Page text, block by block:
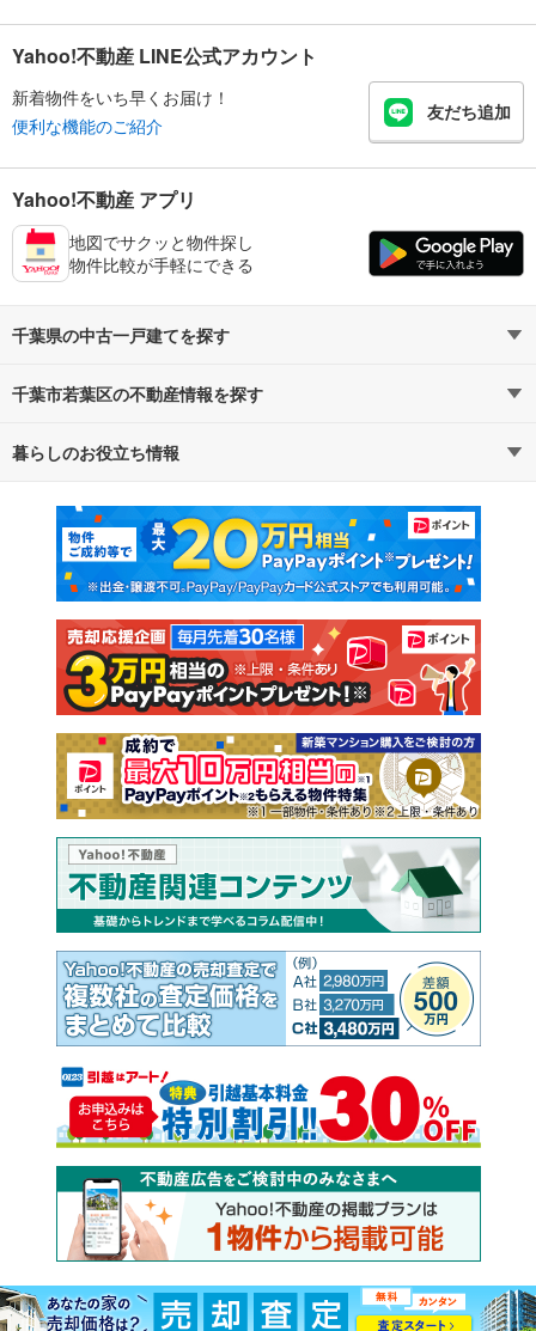
Yahoo!不動産 LINE公式アカウント
新着物件をいち早くお届け！
便利な機能のご紹介
友だち追加
Yahoo!不動産 アプリ
地図でサクッと物件探し
物件比較が手軽にできる
千葉県の中古一戸建てを探す
路線・駅から探す
通勤・通学時間から探す
千葉市若葉区の不動産情報を探す
不動産・住宅
新築マンション 中古マンション
新築一戸建て 中古一戸建て
注文住宅 土地
売却査定
暮らしのお役立ち情報
マンションカタログ 教えて！住まいの先生